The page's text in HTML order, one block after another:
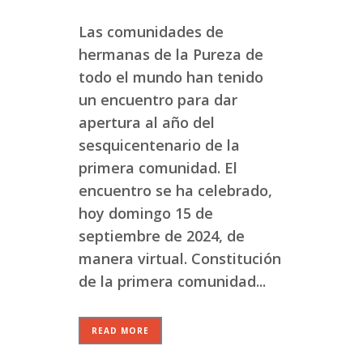
Las comunidades de
hermanas de la Pureza de
todo el mundo han tenido
un encuentro para dar
apertura al año del
sesquicentenario de la
primera comunidad. El
encuentro se ha celebrado,
hoy domingo 15 de
septiembre de 2024, de
manera virtual. Constitución
de la primera comunidad...
READ MORE